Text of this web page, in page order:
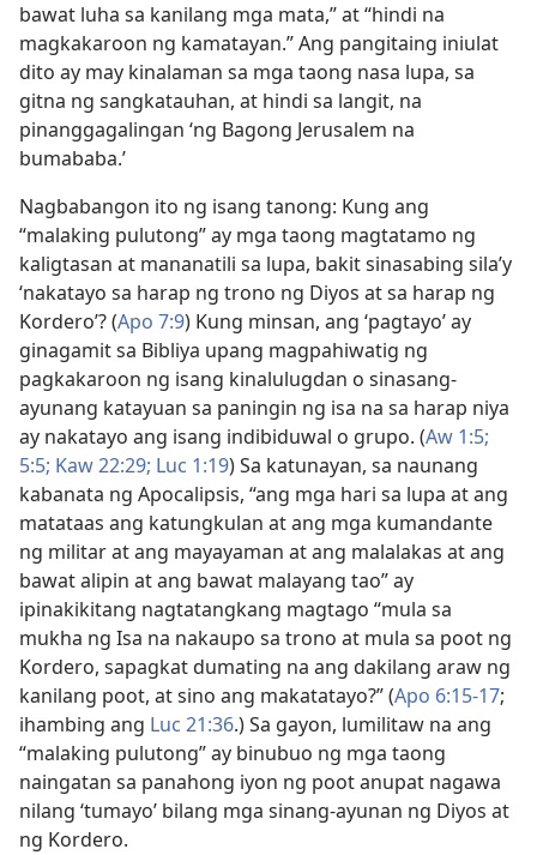
bawat luha sa kanilang mga mata,” at “hindi na
magkakaroon ng kamatayan.” Ang pangitaing iniulat
dito ay may kinalaman sa mga taong nasa lupa, sa
gitna ng sangkatauhan, at hindi sa langit, na
pinanggagalingan ‘ng Bagong Jerusalem na
bumababa.’
Nagbabangon ito ng isang tanong: Kung ang
“malaking pulutong” ay mga taong magtatamo ng
kaligtasan at mananatili sa lupa, bakit sinasabing sila’y
‘nakatayo sa harap ng trono ng Diyos at sa harap ng
Kordero’? (Apo 7:9) Kung minsan, ang ‘pagtayo’ ay
ginagamit sa Bibliya upang magpahiwatig ng
pagkakaroon ng isang kinalulugdan o sinasang-
ayunang katayuan sa paningin ng isa na sa harap niya
ay nakatayo ang isang indibiduwal o grupo. (Aw 1:5;
5:5; Kaw 22:29; Luc 1:19) Sa katunayan, sa naunang
kabanata ng Apocalipsis, “ang mga hari sa lupa at ang
matataas ang katungkulan at ang mga kumandante
ng militar at ang mayayaman at ang malalakas at ang
bawat alipin at ang bawat malayang tao” ay
ipinakikitang nagtatangkang magtago “mula sa
mukha ng Isa na nakaupo sa trono at mula sa poot ng
Kordero, sapagkat dumating na ang dakilang araw ng
kanilang poot, at sino ang makatatayo?” (Apo 6:15-17;
ihambing ang Luc 21:36.) Sa gayon, lumilitaw na ang
“malaking pulutong” ay binubuo ng mga taong
naingatan sa panahong iyon ng poot anupat nagawa
nilang ‘tumayo’ bilang mga sinang-ayunan ng Diyos at
ng Kordero.